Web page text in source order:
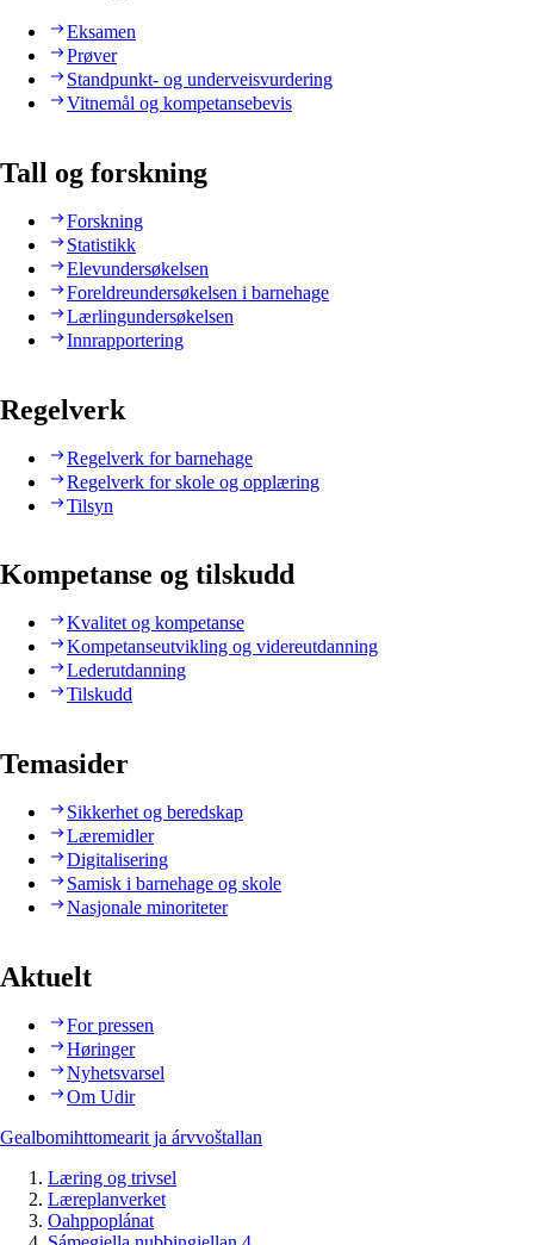
Eksamen
Prøver
Standpunkt- og underveisvurdering
Vitnemål og kompetansebevis
Tall og forskning
Forskning
Statistikk
Elevundersøkelsen
Foreldreundersøkelsen i barnehage
Lærlingundersøkelsen
Innrapportering
Regelverk
Regelverk for barnehage
Regelverk for skole og opplæring
Tilsyn
Kompetanse og tilskudd
Kvalitet og kompetanse
Kompetanseutvikling og videreutdanning
Lederutdanning
Tilskudd
Temasider
Sikkerhet og beredskap
Læremidler
Digitalisering
Samisk i barnehage og skole
Nasjonale minoriteter
Aktuelt
For pressen
Høringer
Nyhetsvarsel
Om Udir
Gealbomihttomearit ja árvvoštallan
Læring og trivsel
Læreplanverket
Oahppoplánat